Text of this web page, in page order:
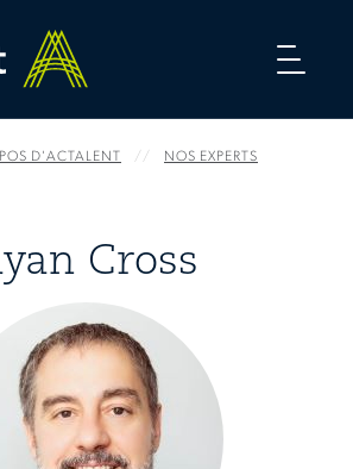
D'ACTALENT
NOS EXPERTS
Cross